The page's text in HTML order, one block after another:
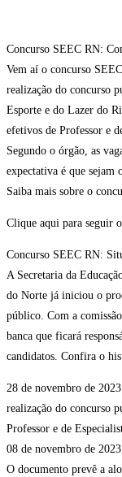
Concurso SEEC RN:
Vem aí o concurso
realização do concurso
Esporte e do Lazer do
efetivos de Professor e
Segundo o órgão, as
expectativa é que sejam
Saiba mais sobre o
Clique aqui para seguir
Concurso SEEC RN:
A Secretaria da
do Norte já iniciou o
público. Com a
banca que ficará
candidatos. Confira o
28 de novembro de
realização do concurso
Professor e de
08 de novembro de
O documento prevê a